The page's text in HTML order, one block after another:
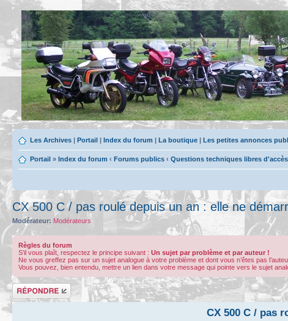
Les Archives | Portail | Index du forum | La boutique | Les petites annonces
Portail » Index du forum ‹ Forums publics ‹ Questions techniques libres d'accès
CX 500 C / pas roulé depuis un an : elle ne
Modérateur: Modérateurs
Règles du forum
S’il vous plaît, respectez le principe suivant : Un sujet par problème et par auteur !
Ne vous greffez pas sur un sujet analogue à votre problème et dont vous n’êtes pas
Vous pouvez, bien entendu, mettre un lien dans votre message qui pointe vers le sujet
Répondre
CX 500 C / pas